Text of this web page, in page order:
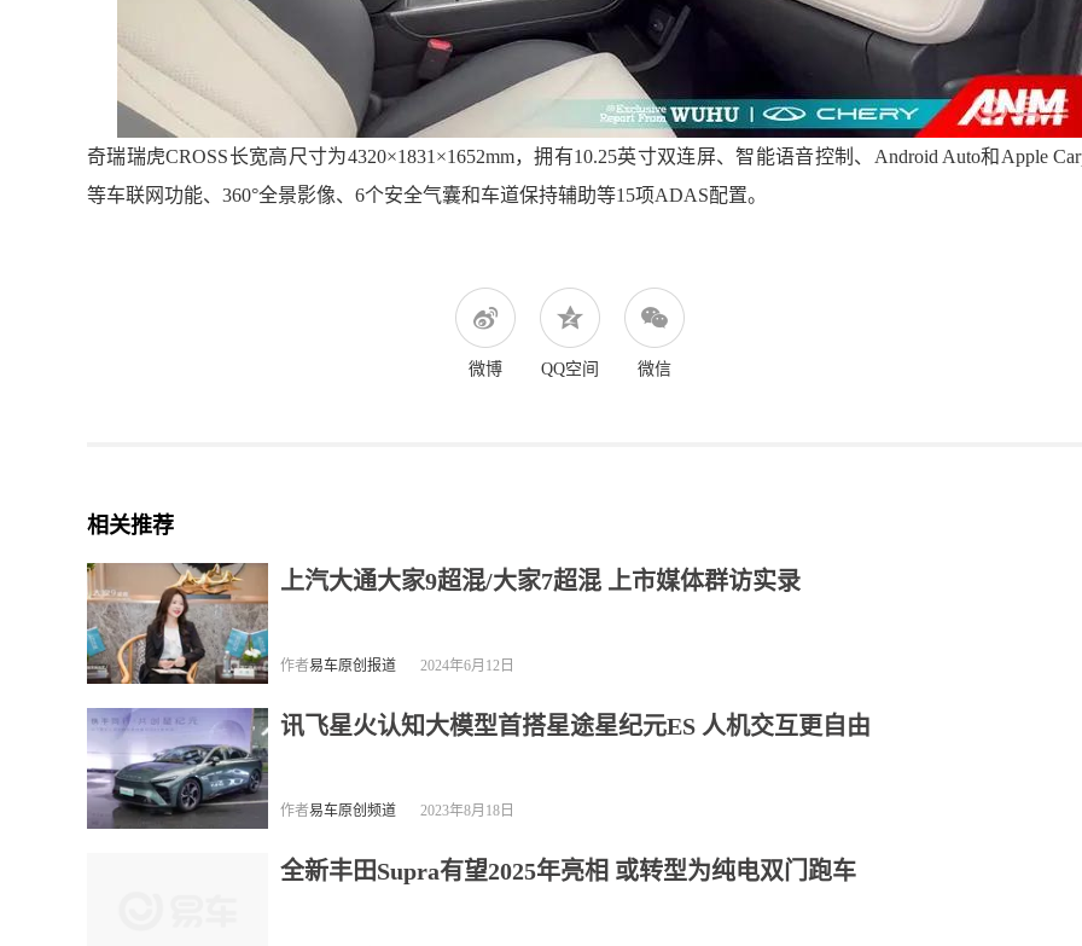
奇瑞瑞虎CROSS长宽高尺寸为4320×1831×1652mm，拥有10.25英寸双连屏、智能语音控制、Android Auto和Apple
等车联网功能、360°全景影像、6个安全气囊和车道保持辅助等15项ADAS配置。
微博 QQ空间 微信
相关推荐
上汽大通大家9超混/大家7超混 上市媒体群访实录
作者易车原创报道 2024年6月12日
讯飞星火认知大模型首搭星途星纪元ES 人机交互更自由
作者易车原创频道 2023年8月18日
全新丰田Supra有望2025年亮相 或转型为纯电双门跑车